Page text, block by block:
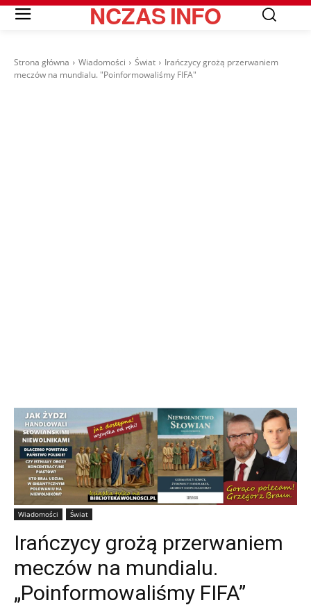
NCZASINFO
Strona główna Wiadomości Świat
Irańczycy grożą przerwaniem
meczów na mundialu. "Poinformowaliśmy FIFA"
Wiadomości Świat
Irańczycy grożą przerwaniem
meczów na mundialu.
„Poinformowaliśmy FIFA”